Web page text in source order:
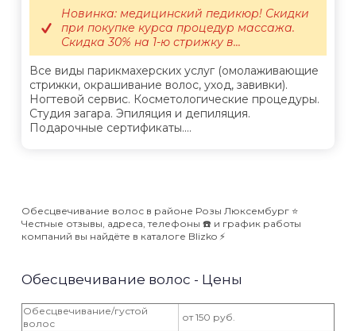
Все виды парикмахерских услуг (омолаживающие
стрижки, окрашивание волос, уход, завивки).
Ногтевой сервис. Косметологические процедуры.
Студия загара. Эпиляция и депиляция.
Подарочные сертификаты....
Новинка: медицинский педикюр! Скидки
при покупке курса процедур массажа.
Скидка 30% на 1-ю стрижку в...
Обесцвечивание волос в районе Розы Люксембург ⭐️
Честные отзывы, адреса, телефоны ☎️ и график работы
компаний вы найдёте в каталоге Blizko ⚡️
Обесцвечивание волос - Цены
Обесцвечивание/густой
волос
от 150 руб.